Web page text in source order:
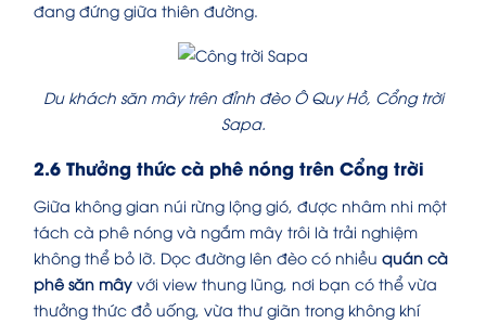
đang đứng giữa thiên đường.
Du khách săn mây trên đỉnh đèo Ô Quy Hồ, Cổng trời
Sapa.
2.6 Thưởng thức cà phê nóng trên Cổng trời
Giữa không gian núi rừng lộng gió, được nhâm nhi một
tách cà phê nóng và ngắm mây trôi là trải nghiệm
không thể bỏ lỡ. Dọc đường lên đèo có nhiều quán cà
phê săn mây với view thung lũng, nơi bạn có thể vừa
thưởng thức đồ uống, vừa thư giãn trong không khí